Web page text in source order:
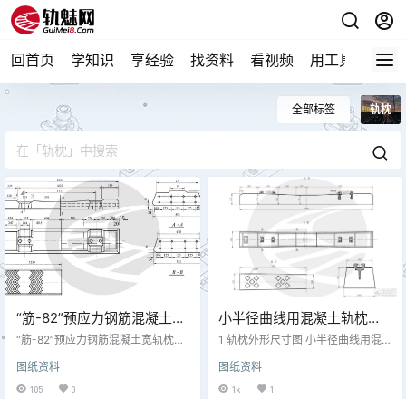
回首页 学知识 享经验 找资料 看视频 用工具 论技
全部标签 轨枕
“筋-82”预应力钢筋混凝土宽
轨枕外形尺寸图
“筋-82”预应力钢筋混凝土宽轨枕外
图纸资料
105 0
小半径曲线用混凝土轨枕外
形尺寸图 专线9648-Ⅲ
1 轨枕外形尺寸图 小半径曲线用混
轨枕技术要求 本图适用于半径小于2
95m 轨距1440mm~1450mm 60k
图纸资料
1k 1